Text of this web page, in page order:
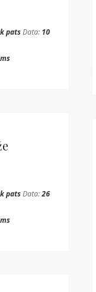
patsData: 10
patsData:26